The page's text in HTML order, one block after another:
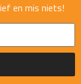
en mis niets!